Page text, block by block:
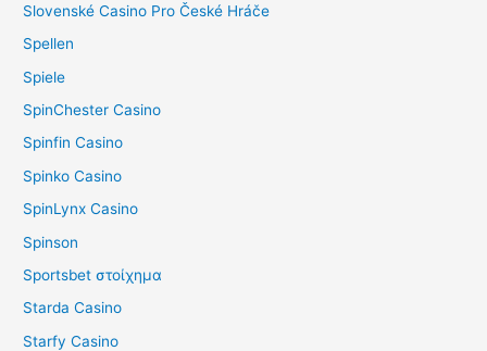
Slovenské Casino Pro České Hráče
Spellen
Spiele
SpinChester Casino
Spinfin Casino
Spinko Casino
SpinLynx Casino
Spinson
Sportsbet στοίχημα
Starda Casino
Starfy Casino